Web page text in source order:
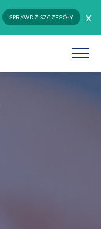
SPRAWDŹ SZCZEGÓŁY x